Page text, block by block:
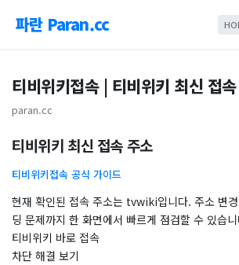
파란 Paran.cc
티비위키접속 | 티비위키 최신 접
paran.cc
티비위키 최신 접속 주소
티비위키접속 공식 가이드
현재 확인된 접속 주소는 tvwiki입니다. 주소 변
딩 문제까지 한 화면에서 빠르게 점검할 수 있습
티비위키 바로 접속
차단 해결 보기